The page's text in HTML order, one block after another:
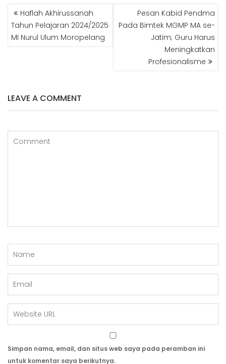
b
o
o
k
s
A
p
p
e
n
g
e
r
g
r
a
e
NAVIGASI
POSHaflah Akhirussanah
Tahun Pelajaran 2024/2025
MI Nurul Ulum Moropelang
Pesan Kabid Pendma
Pada Bimtek MGMP MA se-
Jatim; Guru Harus
Meningkatkan
Profesionalisme
LEAVE A COMMENT
Simpan nama, email, dan situs web saya pada peramban ini
untuk komentar saya berikutnya.